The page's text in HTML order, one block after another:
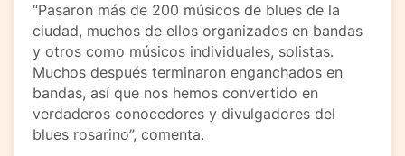
“Pasaron más de 200 músicos de blues de la
ciudad, muchos de ellos organizados en bandas
y otros como músicos individuales, solistas.
Muchos después terminaron enganchados en
bandas, así que nos hemos convertido en
verdaderos conocedores y divulgadores del
blues rosarino”, comenta.